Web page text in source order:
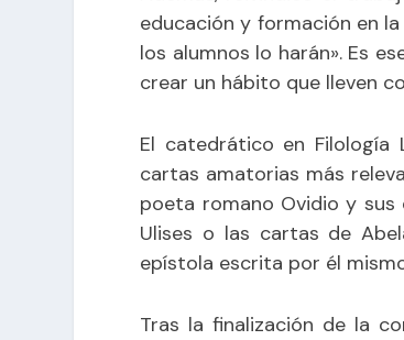
educación y formación en
los alumnos lo harán». Es
crear un hábito que lleven
El catedrático en
cartas amatorias más
poeta romano Ovidio y sus
Ulises o las cartas de
epístola escrita por él
Tras la finalización de la